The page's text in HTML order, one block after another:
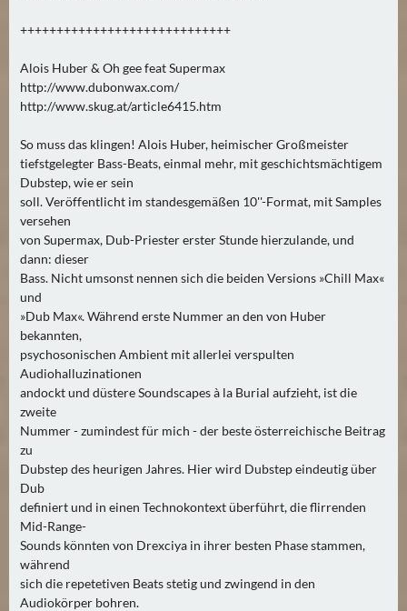
0
A
G
U
S
T
(
1
7
)
S
E
P
T
E
M
B
E
R
(
0
)
+++++++++++++++++++++++++++++
Alois Huber & Oh gee feat Supermax
http://www.dubonwax.com/
http://www.skug.at/article6415.htm
So muss das klingen! Alois Huber, heimischer Großmeister
tiefstgelegter Bass-Beats, einmal mehr, mit geschichtsmächtigem
Dubstep, wie er sein
soll. Veröffentlicht im standesgemäßen 10''-Format, mit Samples
versehen
von Supermax, Dub-Priester erster Stunde hierzulande, und
dann: dieser
Bass. Nicht umsonst nennen sich die beiden Versions »Chill Max«
und
»Dub Max«. Während erste Nummer an den von Huber
bekannten,
psychosonischen Ambient mit allerlei verspulten
Audiohalluzinationen
andockt und düstere Soundscapes à la Burial aufzieht, ist die
zweite
Nummer - zumindest für mich - der beste österreichische Beitrag
zu
Dubstep des heurigen Jahres. Hier wird Dubstep eindeutig über
Dub
definiert und in einen Technokontext überführt, die flirrenden
Mid-Range-
Sounds könnten von Drexciya in ihrer besten Phase stammen,
während
sich die repetetiven Beats stetig und zwingend in den
Audiokörper bohren.